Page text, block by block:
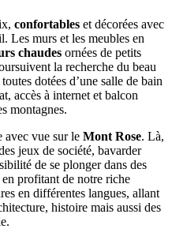
confortables et décorées avec
Les murs et les meubles en
chaudes ornées de petits
la recherche du beau
dotées d’une salle de bain
accès à internet et balcon
montagnes.
avec vue sur le Mont Rose. Là,
jeux de société, bavarder
de se plonger dans des
en profitant de notre riche
en différentes langues, allant
histoire mais aussi des